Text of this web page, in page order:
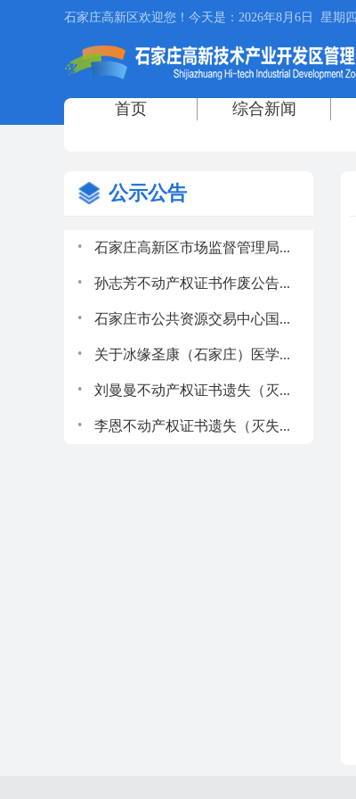
公示公告
. 石家庄高新区市场监督管理局...
. 孙志芳不动产权证书作废公告...
. 石家庄市公共资源交易中心国...
. 关于冰缘圣康（石家庄）医学...
. 刘曼曼不动产权证书遗失（灭...
. 李恩不动产权证书遗失（灭失...